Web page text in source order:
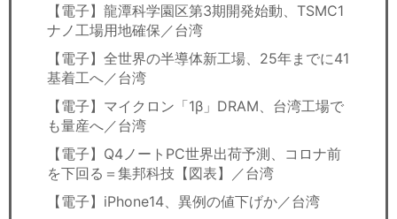
【電子】龍潭科学園区第3期開発始動、TSMC1
ナノ工場用地確保／台湾
【電子】全世界の半導体新工場、25年までに41
基着工へ／台湾
【電子】マイクロン「1β」DRAM、台湾工場で
も量産へ／台湾
【電子】Q4ノートPC世界出荷予測、コロナ前
を下回る＝集邦科技【図表】／台湾
【電子】iPhone14、異例の値下げか／台湾